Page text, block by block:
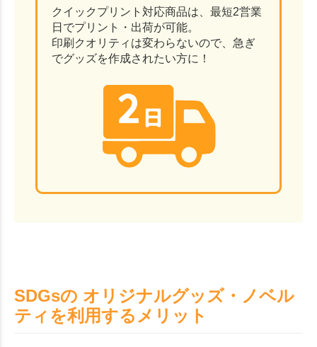
クイックプリント対応商品は、最短2営業
日でプリント・出荷が可能。
印刷クオリティは変わらないので、急ぎ
でグッズを作成されたい方に！
SDGsの オリジナルグッズ・ノベル
ティを利用するメリット